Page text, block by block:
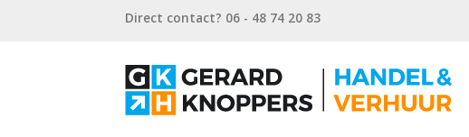
Direct contact? 06 - 48 74 20 83